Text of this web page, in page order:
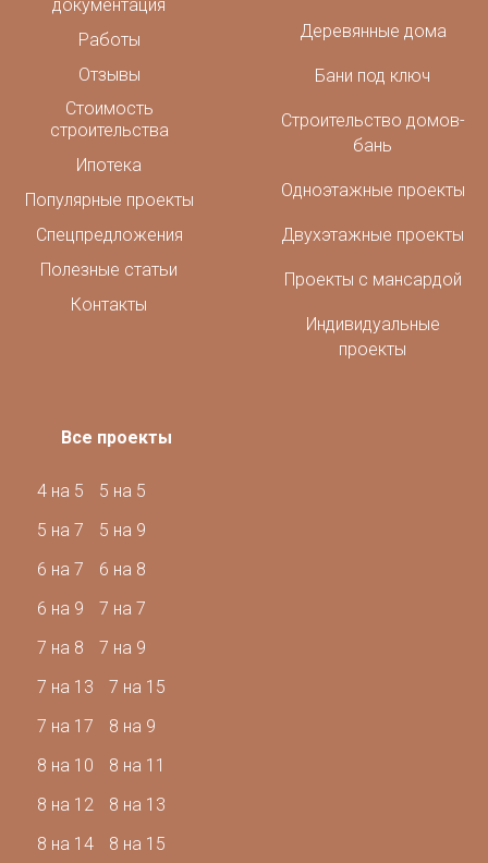
Деревянные дома
Бани под ключ
Строительство домов-
бань
Одноэтажные проекты
Двухэтажные проекты
Проекты с мансардой
Индивидуальные
проекты
документация
Работы
Отзывы
Стоимость
строительства
Ипотека
Популярные проекты
Спецпредложения
Полезные статьи
Контакты
Все проекты
4 на 5
5 на 5
5 на 7
5 на 9
6 на 7
6 на 8
6 на 9
7 на 7
7 на 8
7 на 9
7 на 13
7 на 15
7 на 17
8 на 9
8 на 10
8 на 11
8 на 12
8 на 13
8 на 14
8 на 15